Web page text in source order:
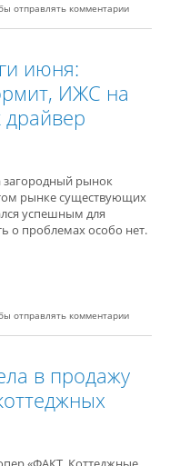
отправлять комментарии
июня:
ИЖС на
загородный рынок
рынке существующих
успешным для
о проблемах особо нет.
отправлять комментарии
в продажу